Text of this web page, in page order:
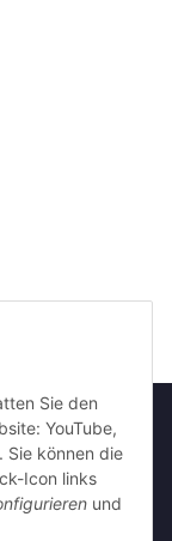
Sie den
YouTube,
Sie können die
Icon links
und